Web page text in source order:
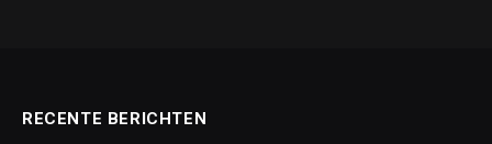
RECENTE BERICHTEN